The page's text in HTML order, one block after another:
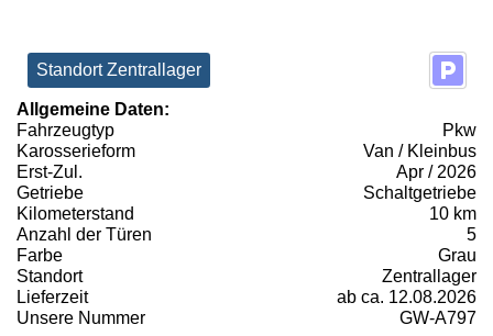
Standort Zentrallager
Allgemeine Daten:
Fahrzeugtyp
Pkw
Karosserieform
Van / Kleinbus
Erst-Zul.
Apr / 2026
Getriebe
Schaltgetriebe
Kilometerstand
10 km
Anzahl der Türen
5
Farbe
Grau
Standort
Zentrallager
Lieferzeit
ab ca. 12.08.2026
Unsere Nummer
GW-A797